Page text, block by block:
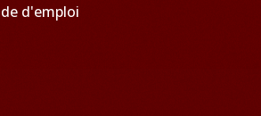
d'emploi